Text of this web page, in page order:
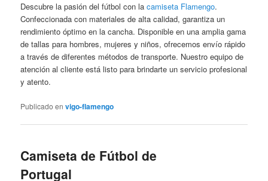
Descubre la pasión del fútbol con lacamiseta Flamengo.
Confeccionada con materiales de alta calidad, garantiza un
rendimiento óptimo en la cancha. Disponible en una amplia gama
de tallas para hombres, mujeres y niños, ofrecemos envío rápido
a través de diferentes métodos de transporte. Nuestro equipo de
atención al cliente está listo para brindarte un servicio profesional
y atento.
Publicado en vigo-flamengo
Camiseta de Fútbol de
Portugal